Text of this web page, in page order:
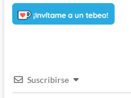
Suscribirse